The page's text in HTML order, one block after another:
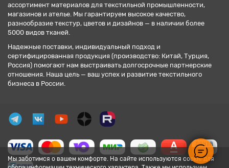
Мы заботимся о вашем комфорте. На сайте используются cookie для
ассортимент материалов для текстильной промышленности,
магазинов и ателье. Мы гарантируем высокое качество,
разнообразие текстур, цветов и дизайнов — в наличии более
5000 видов тканей.
Надежные поставки, индивидуальный подход и
сертифицированная продукция (производство: Китай, Турция,
Россия) помогают нам выстраивать долгосрочные партнерские
отношения. Наша цель — ваш успех и развитие текстильного
бизнеса в России.